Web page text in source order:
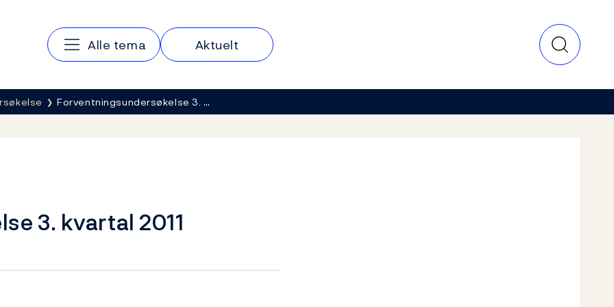
Hovedmeny
Alle tema Aktuelt
Forventningsundersøkelse 3. …
3. kvartal 2011